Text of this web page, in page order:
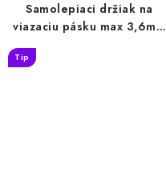
Samolepiaci držiak na
viazaciu pásku max 3,6mm
čierna 100ks - TMA1919/BK
Tip